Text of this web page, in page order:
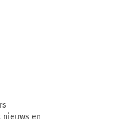
nieuws en